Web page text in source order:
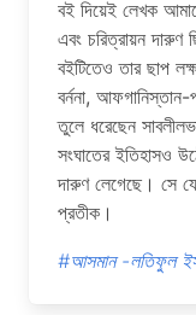
বই দিয়েই লেখক
এবং চরিত্রায়ন
বইটিতেও তার ছাপ
বর্ননা,
তুলে ধরেছেন
সংঘাতের ইতিহাসও
দারুণ লেগেছে। সে
প্রতীক।
#আসমান -লতিফুল